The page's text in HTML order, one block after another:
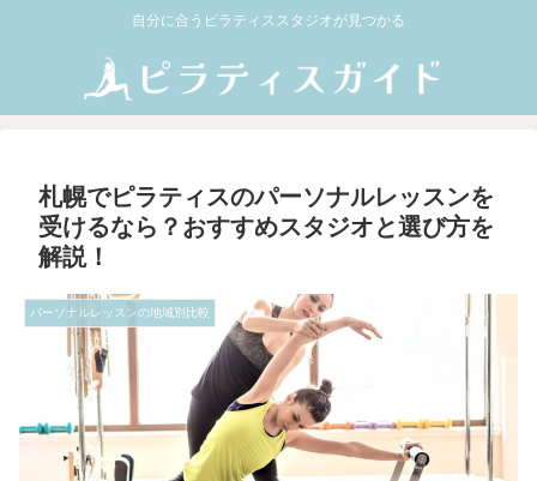
自分に合うピラティススタジオが見つかる
札幌でピラティスのパーソナルレッスンを
受けるなら？おすすめスタジオと選び方を
解説！
パーソナルレッスンの地域別比較